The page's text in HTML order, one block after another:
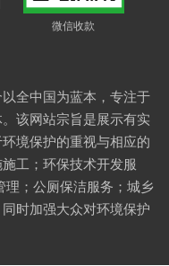
微信收款
全中国为蓝本，专注于
该网站宗旨是展示有实
境保护的重视与相应的
工；环保技术开发服
；公厕保洁服务；城乡
时加强大众对环境保护